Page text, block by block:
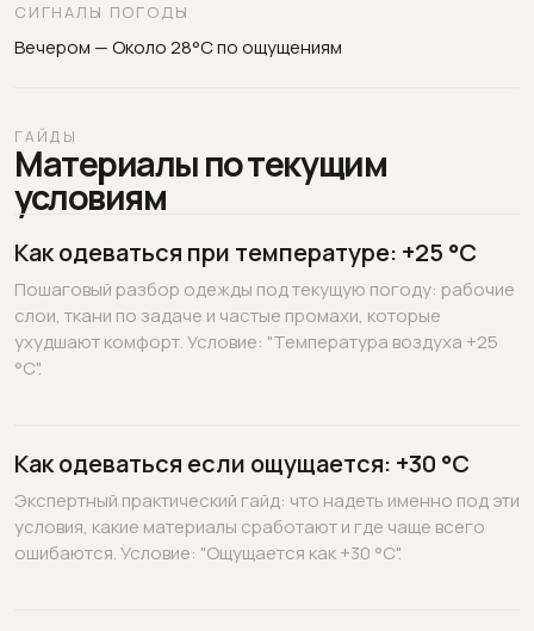
СИГНАЛЫ ПОГОДЫ
Вечером — Около 28°C по ощущениям
ГАЙДЫ
Материалы по текущим
условиям
Как одеваться при температуре: +25 °C
Пошаговый разбор одежды под текущую погоду: рабочие
слои, ткани по задаче и частые промахи, которые
ухудшают комфорт. Условие: "Температура воздуха +25
°C".
Как одеваться если ощущается: +30 °C
Экспертный практический гайд: что надеть именно под эти
условия, какие материалы сработают и где чаще всего
ошибаются. Условие: "Ощущается как +30 °C".